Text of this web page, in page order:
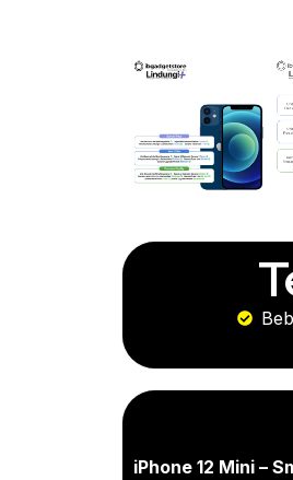
iPhone 12 Mini –